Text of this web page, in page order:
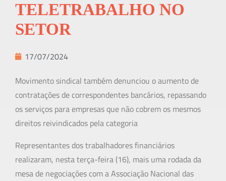
TELETRABALHO NO
SETOR
17/07/2024
Movimento sindical também denunciou o aumento de
contratações de correspondentes bancários, repassando
os serviços para empresas que não cobrem os mesmos
direitos reivindicados pela categoria
Representantes dos trabalhadores financiários
realizaram, nesta terça-feira (16), mais uma rodada da
mesa de negociações com a Associação Nacional das